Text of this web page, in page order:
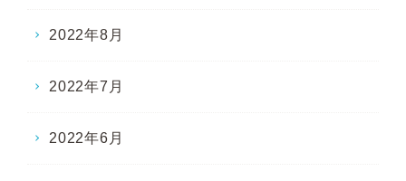
2022年8月
2022年7月
2022年6月